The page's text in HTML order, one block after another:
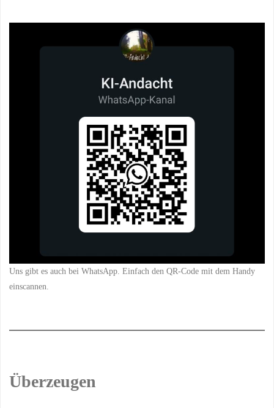
Uns gibt es auch bei WhatsApp. Einfach den QR-Code mit dem Handy
einscannen.
Überzeugen